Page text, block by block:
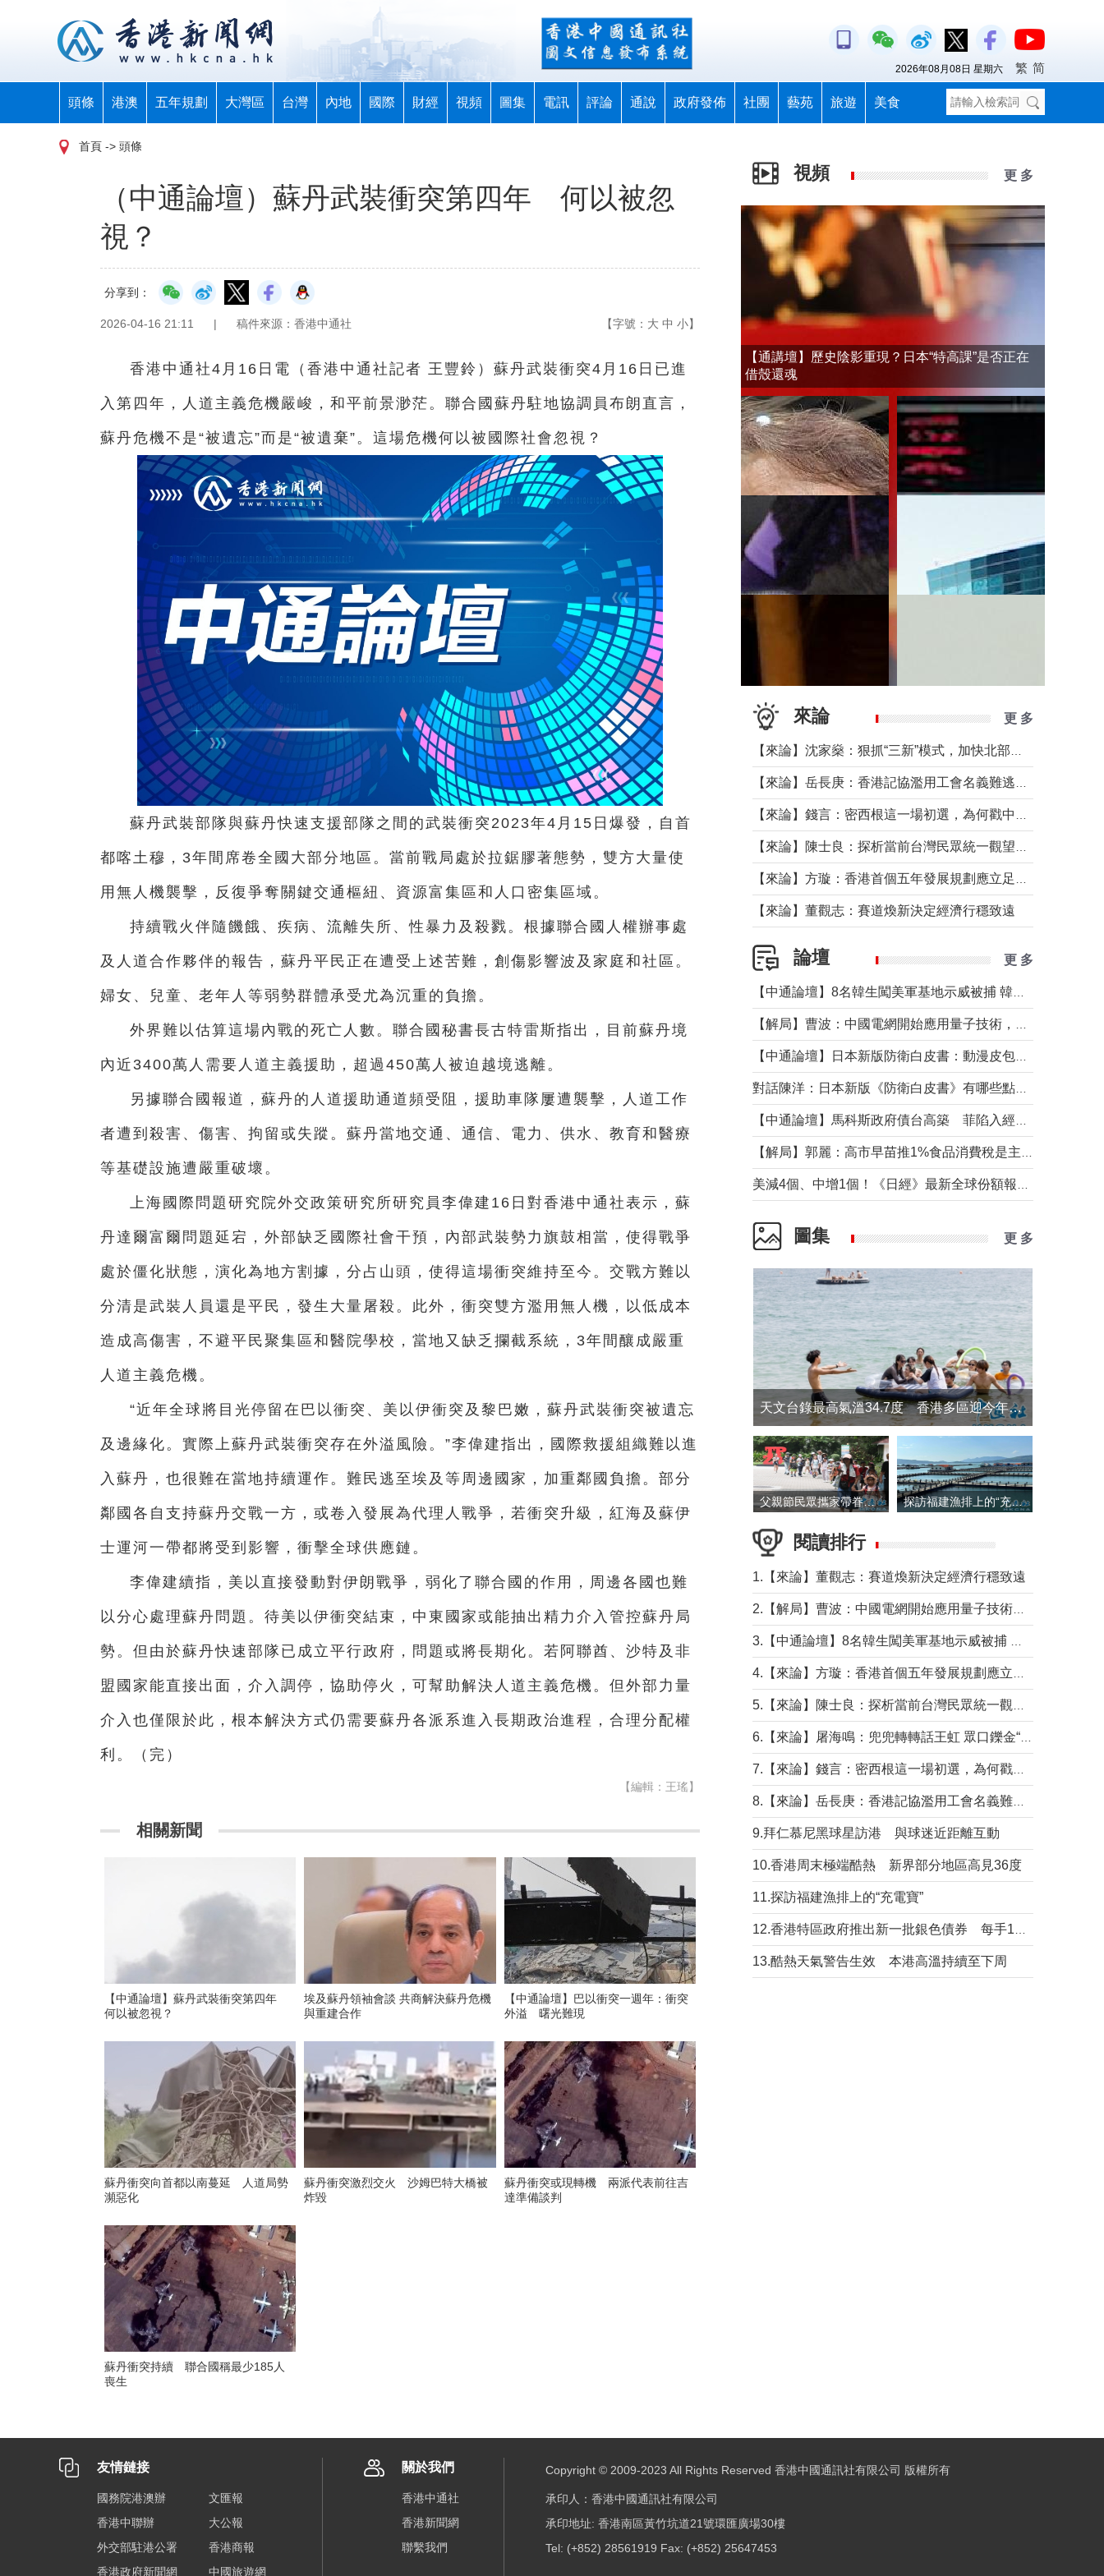
頭條 港澳 五年規劃 大灣區 台灣 內地 國際 財經 視頻 圖集 電訊 評論 通說 政府發佈 社團 藝苑 旅遊 美食
2026年08月08日 星期六 繁 简
首頁 -> 頭條
（中通論壇）蘇丹武裝衝突第四年 何以被忽
視？
分享到：
2026-04-16 21:11 | 稿件來源：香港中通社 【字號： 大 中 小】
香港中通社4月16日電（ 香港中通社記者 王豐鈴） 蘇丹武裝衝突4月16日已進
入第四年，人道主義危機嚴峻，和平前景渺茫。聯合國蘇丹駐地協調員布朗直言，
蘇丹危機不是“被遺忘”而是“被遺棄”。這場危機何以被國際社會忽視？
蘇丹武裝部隊與蘇丹快速支援部隊之間的武裝衝突2023年4月15日爆發，自首
都喀土穆，3年間席卷全國大部分地區。當前戰局處於拉鋸膠著態勢，雙方大量使
用無人機襲擊，反復爭奪關鍵交通樞紐、資源富集區和人口密集區域。
持續戰火伴隨饑餓、疾病、流離失所、性暴力及殺戮。根據聯合國人權辦事處
及人道合作夥伴的報告，蘇丹平民正在遭受上述苦難，創傷影響波及家庭和社區。
婦女、兒童、老年人等弱勢群體承受尤為沉重的負擔。
外界難以估算這場內戰的死亡人數。聯合國秘書長古特雷斯指出，目前蘇丹境
內近3400萬人需要人道主義援助，超過450萬人被迫越境逃離。
另據聯合國報道，蘇丹的人道援助通道頻受阻，援助車隊屢遭襲擊，人道工作
者遭到殺害、傷害、拘留或失蹤。蘇丹當地交通、通信、電力、供水、教育和醫療
等基礎設施遭嚴重破壞。
上海國際問題研究院外交政策研究所研究員李偉建16日對香港中通社表示，蘇
丹達爾富爾問題延宕，外部缺乏國際社會干預，內部武裝勢力旗鼓相當，使得戰爭
處於僵化狀態，演化為地方割據，分占山頭，使得這場衝突維持至今。交戰方難以
分清是武裝人員還是平民，發生大量屠殺。此外，衝突雙方濫用無人機，以低成本
造成高傷害，不避平民聚集區和醫院學校，當地又缺乏攔截系統，3年間釀成嚴重
人道主義危機。
“近年全球將目光停留在巴以衝突、美以伊衝突及黎巴嫩，蘇丹武裝衝突被遺忘
及邊緣化。實際上蘇丹武裝衝突存在外溢風險。”李偉建指出，國際救援組織難以進
入蘇丹，也很難在當地持續運作。難民逃至埃及等周邊國家，加重鄰國負擔。部分
鄰國各自支持蘇丹交戰一方，或卷入發展為代理人戰爭，若衝突升級，紅海及蘇伊
士運河一帶都將受到影響，衝擊全球供應鏈。
李偉建續指，美以直接發動對伊朗戰爭，弱化了聯合國的作用，周邊各國也難
以分心處理蘇丹問題。待美以伊衝突結束，中東國家或能抽出精力介入管控蘇丹局
勢。但由於蘇丹快速部隊已成立平行政府，問題或將長期化。若阿聯酋、沙特及非
盟國家能直接出面，介入調停，協助停火，可幫助解決人道主義危機。但外部力量
介入也僅限於此，根本解決方式仍需要蘇丹各派系進入長期政治進程，合理分配權
利。（完）
【編輯：王瑤】
相關新聞
【中通論壇】蘇丹武裝衝突第四年
何以被忽視？
埃及蘇丹領袖會談 共商解決蘇丹危機
與重建合作
【中通論壇】巴以衝突一週年：衝突
外溢 曙光難現
蘇丹衝突向首都以南蔓延 人道局勢
瀕惡化
蘇丹衝突激烈交火 沙姆巴特大橋被
炸毀
蘇丹衝突或現轉機 兩派代表前往吉
達準備談判
蘇丹衝突持續 聯合國稱最少185人
喪生
視頻 更 多
【通講壇】歷史陰影重現？日本“特高課”是否正在
借殼還魂
來論 更 多
【來論】董觀志：賽道煥新決定經濟行穩致遠
論壇 更 多
圖集 更 多
天文台錄最高氣溫34.7度 香港多區迎今年最熱一天
父親節民眾攜家帶眷出遊 探訪福建漁排上的“充電寶”
閱讀排行
1.【來論】董觀志：賽道煥新決定經濟行穩致遠
9.拜仁慕尼黑球星訪港 與球迷近距離互動
10.香港周末極端酷熱 新界部分地區高見36度
11.探訪福建漁排上的“充電寶”
13.酷熱天氣警告生效 本港高溫持續至下周
友情鏈接
國務院港澳辦
文匯報
香港中聯辦
大公報
外交部駐港公署
香港商報
香港政府新聞網
中國旅遊網
關於我們
香港中通社
香港新聞網
聯繫我們
Copyright © 2009-2023 All Rights Reserved 香港中國通訊社有限公司 版權所有
承印人：香港中國通訊社有限公司
承印地址: 香港南區黃竹坑道21號環匯廣場30樓
Tel: (+852) 28561919 Fax: (+852) 25647453